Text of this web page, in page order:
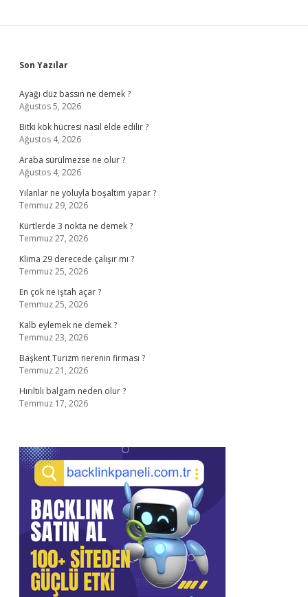
Sidebar
Son Yazılar
Ayağı düz bassın ne demek ?
Ağustos 5, 2026
Bitki kök hücresi nasıl elde edilir ?
Ağustos 4, 2026
Araba sürülmezse ne olur ?
Ağustos 4, 2026
Yılanlar ne yoluyla boşaltım yapar ?
Temmuz 29, 2026
Kürtlerde 3 nokta ne demek ?
Temmuz 27, 2026
Klima 29 derecede çalışır mı ?
Temmuz 25, 2026
En çok ne iştah açar ?
Temmuz 25, 2026
Kalb eylemek ne demek ?
Temmuz 23, 2026
Başkent Turizm nerenin firması ?
Temmuz 21, 2026
Hırıltılı balgam neden olur ?
Temmuz 17, 2026